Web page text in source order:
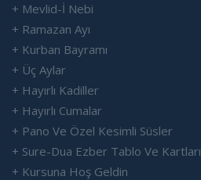
+ Mevlid-İ Nebi
+ Ramazan Ayı
+ Kurban Bayramı
+ Üç Aylar
+ Hayırlı Kadiller
+ Hayırlı Cumalar
+ Pano Ve Özel Kesimli Süsler
+ Sure-Dua Ezber Tablo Ve Kartları
+ Kursuna Hoş Geldin